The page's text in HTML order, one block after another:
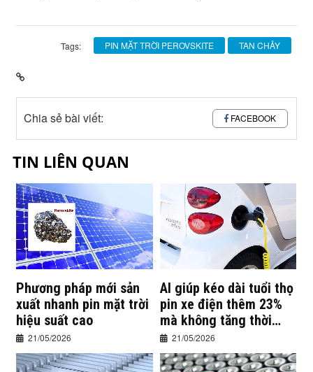
Tags: PIN MẶT TRỜI PEROVSKITE TAN CHẢY
Chia sẻ bài viết: FACEBOOK
TIN LIÊN QUAN
Phương pháp mới sản
xuất nhanh pin mặt trời
hiệu suất cao
21/05/2026
AI giúp kéo dài tuổi thọ
pin xe điện thêm 23%
mà không tăng thời
gian sạc
21/05/2026